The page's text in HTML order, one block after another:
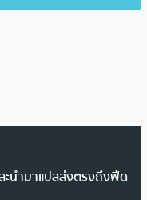
ะนำมาแปลส่งตรงถึงฟีด